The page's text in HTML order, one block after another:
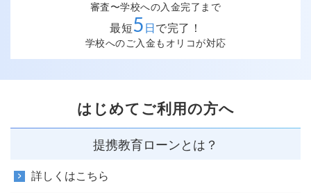
審査〜学校への入金完了まで
最短5 日で完了！
学校へのご入金もオリコが対応
はじめてご利用の方へ
提携教育ローンとは？
詳しくはこちら